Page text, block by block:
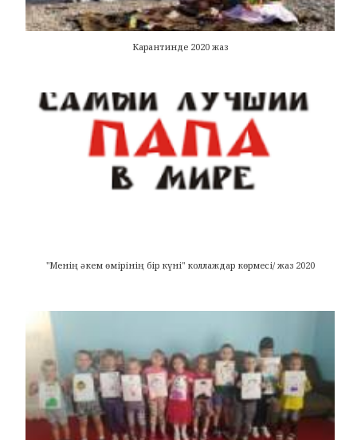
Карантинде 2020 жаз
"Менің әкем өмірінің бір күні" коллаждар көрмесі/ жаз 2020